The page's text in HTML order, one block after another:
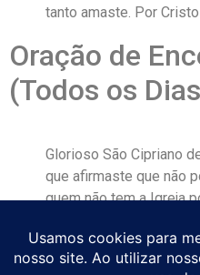
tanto amaste. Por
Oração de
(Todos os
Glorioso São Cipriano
que afirmaste que não
quem não tem a Igreja
novena e intercedei
intenções junto ao